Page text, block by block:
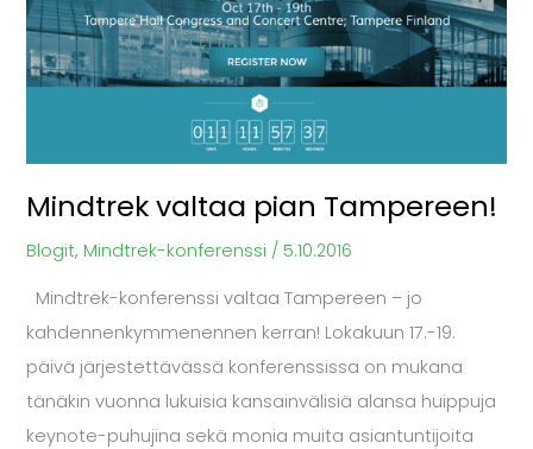
Mindtrek valtaa pian Tampereen!
Blogit, Mindtrek-konferenssi /5.10.2016
Mindtrek-konferenssi valtaa Tampereen – jo
kahdennenkymmenennen kerran! Lokakuun 17.-19.
päivä järjestettävässä konferenssissa on mukana
tänäkin vuonna lukuisia kansainvälisiä alansa huippuja
keynote-puhujina sekä monia muita asiantuntijoita
pian
Tampereen!